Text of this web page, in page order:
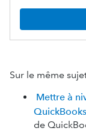
Sur le même
Mettre à
de